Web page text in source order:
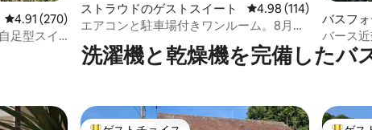
レビュー270件、5つ星中4.91つ星の平均評価
4.91 (270)
足型スイ
ストラウドのゲストスイート レビュー114件、5つ星
4.98 (114)
エアコンと駐車場付きワンルーム。8月～
9月：建設工事
バスフ
ト
バース
洗濯機と乾燥機を完備したバ